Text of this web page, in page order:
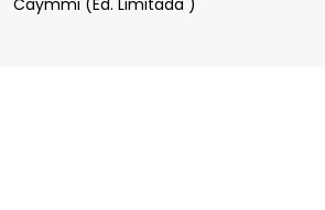
Caymmi (Ed. Limitada )